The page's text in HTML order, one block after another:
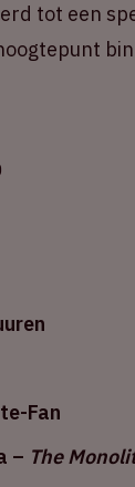
tot een
Fan
– The